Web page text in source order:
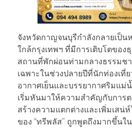
จังหวัดกาญจนบุรีกำลังกลายเป็น
ใกล้กรุงเทพฯ ที่มีการเติบโตของ
สถานที่พักผ่อนท่ามกลางธรรมชา
เฉพาะในช่วงปลายปีที่นักท่องเที่
อากาศเย็นและบรรยากาศริมแม่
เริ่มหันมาให้ความสำคัญกับการ
สร้างความแตกต่างและเพิ่มเสน่
ของ “ทรีพลัส” ถูกพูดถึงมากขึ้นใ